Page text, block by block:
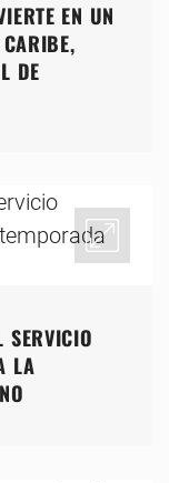
EN UN
DE
SERVICIO
LA